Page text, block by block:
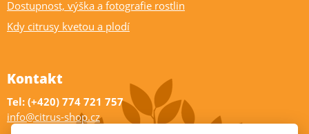
Dostupnost, výška a fotografie rostlin
Kdy citrusy kvetou a plodí
Kontakt
Tel: (+420) 774 721 757
info@citrus-shop.cz